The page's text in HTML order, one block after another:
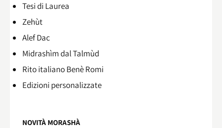
Tesi di Laurea
Zehùt
Alef Dac
Midrashìm dal Talmùd
Rito italiano Benè Romi​
Edizioni personalizzate
NOVITÀ MORASHÀ